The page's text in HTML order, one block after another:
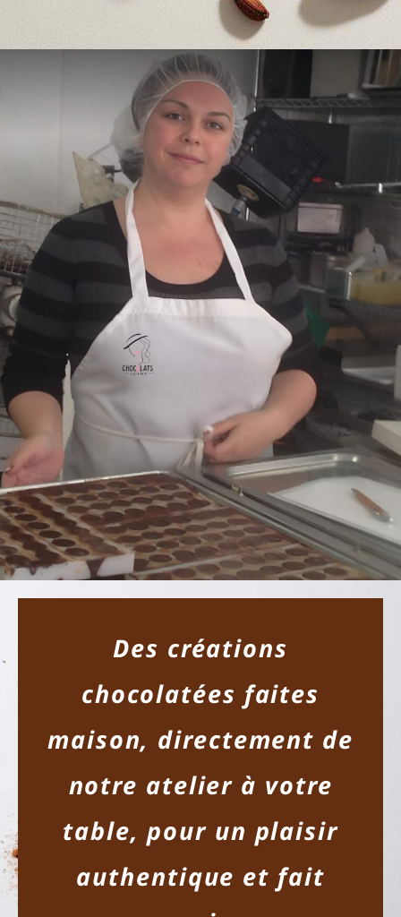
Des créations
chocolatées faites
maison, directement de
notre atelier à votre
table, pour un plaisir
authentique et fait